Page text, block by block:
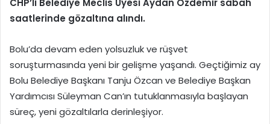
CHP’li Belediye Meclis Üyesi Aydan Özdemir sabah
saatlerinde gözaltına alındı.
Bolu’da devam eden yolsuzluk ve rüşvet
soruşturmasında yeni bir gelişme yaşandı. Geçtiğimiz ay
Bolu Belediye Başkanı Tanju Özcan ve Belediye Başkan
Yardımcısı Süleyman Can’ın tutuklanmasıyla başlayan
süreç, yeni gözaltılarla derinleşiyor.